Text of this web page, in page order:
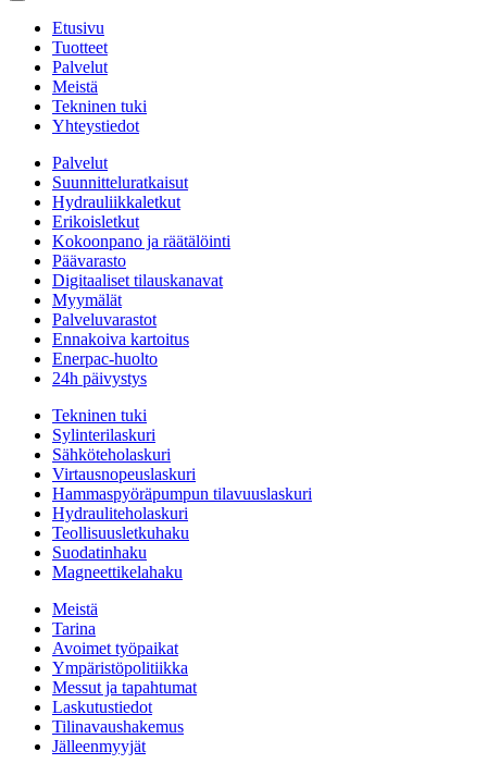
Etusivu
Tuotteet
Palvelut
Meistä
Tekninen tuki
Yhteystiedot
Palvelut
Suunnitteluratkaisut
Hydrauliikkaletkut
Erikoisletkut
Kokoonpano ja räätälöinti
Päävarasto
Digitaaliset tilauskanavat
Myymälät
Palveluvarastot
Ennakoiva kartoitus
Enerpac-huolto
24h päivystys
Tekninen tuki
Sylinterilaskuri
Sähköteholaskuri
Virtausnopeuslaskuri
Hammaspyöräpumpun tilavuuslaskuri
Hydrauliteholaskuri
Teollisuusletkuhaku
Suodatinhaku
Magneettikelahaku
Meistä
Tarina
Avoimet työpaikat
Ympäristöpolitiikka
Messut ja tapahtumat
Laskutustiedot
Tilinavaushakemus
Jälleenmyyjät